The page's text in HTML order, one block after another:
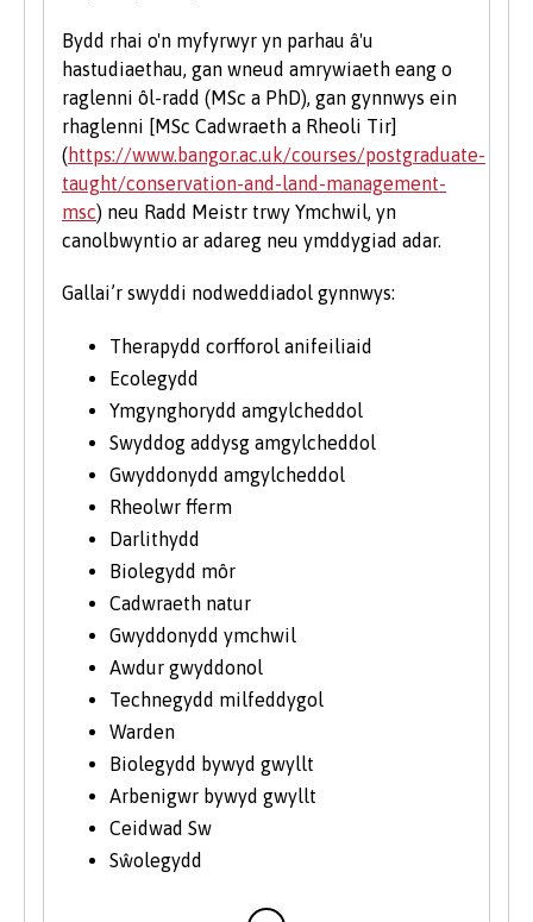
Bydd rhai o'n myfyrwyr yn parhau â'u
hastudiaethau, gan wneud amrywiaeth eang o
raglenni ôl-radd (MSc a PhD), gan gynnwys ein
rhaglenni [MSc Cadwraeth a Rheoli Tir]
(https://www.bangor.ac.uk/courses/postgraduate-
taught/conservation-and-land-management-
msc) neu Radd Meistr trwy Ymchwil, yn
canolbwyntio ar adareg neu ymddygiad adar.
Gallai’r swyddi nodweddiadol gynnwys:
Therapydd corfforol anifeiliaid
Ecolegydd
Ymgynghorydd amgylcheddol
Swyddog addysg amgylcheddol
Gwyddonydd amgylcheddol
Rheolwr fferm
Darlithydd
Biolegydd môr
Cadwraeth natur
Gwyddonydd ymchwil
Awdur gwyddonol
Technegydd milfeddygol
Warden
Biolegydd bywyd gwyllt
Arbenigwr bywyd gwyllt
Ceidwad Sw
Sŵolegydd